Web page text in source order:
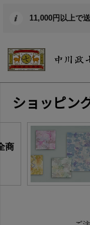
11,000円以上で
ショッピン
商